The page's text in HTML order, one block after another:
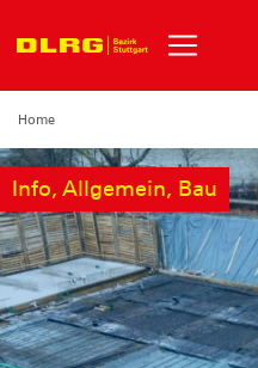
Home
Info, Allgemein, Bau